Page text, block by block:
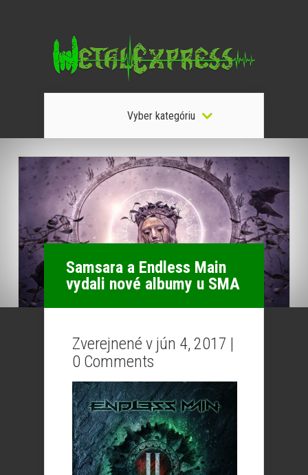
Vyber kategóriu
Samsara a Endless Main
vydali nové albumy u SMA
Zverejnené v jún 4, 2017 |
0 Comments